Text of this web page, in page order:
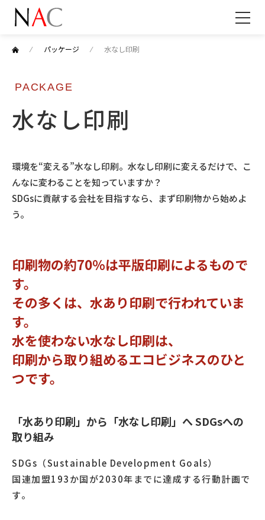
⁄ パッケージ ⁄ 水なし印刷
PACKAGE
水なし印刷
環境を“変える”水なし印刷。水なし印刷に変えるだけで、こ
んなに変わることを知っていますか？
SDGsに貢献する会社を目指すなら、まず印刷物から始めよ
う。
印刷物の約70％は平版印刷によるもので
す。
その多くは、水あり印刷で行われていま
す。
水を使わない水なし印刷は、
印刷から取り組めるエコビジネスのひと
つです。
「水あり印刷」から「水なし印刷」へ SDGsへの
取り組み
SDGs（Sustainable Development Goals）
国連加盟193か国が2030年までに達成する行動計画で
す。